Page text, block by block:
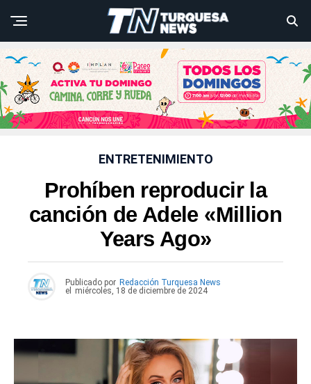
ENTRETENIMIENTO
Prohíben reproducir la
canción de Adele «Million
Years Ago»
Publicado por Redacción Turquesa News
el
miércoles, 18 de diciembre de 2024